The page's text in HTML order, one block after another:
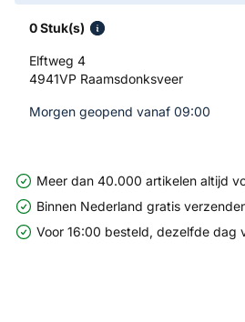
0 Stuk(s)
Elftweg 4
4941VP Raamsdonksveer
Morgen geopend vanaf 09:00
Meer dan 40.000 artikelen altijd
Binnen Nederland gratis
Voor 16:00 besteld, dezelfde dag